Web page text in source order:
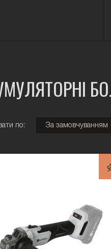
по: За замовчуванням
-